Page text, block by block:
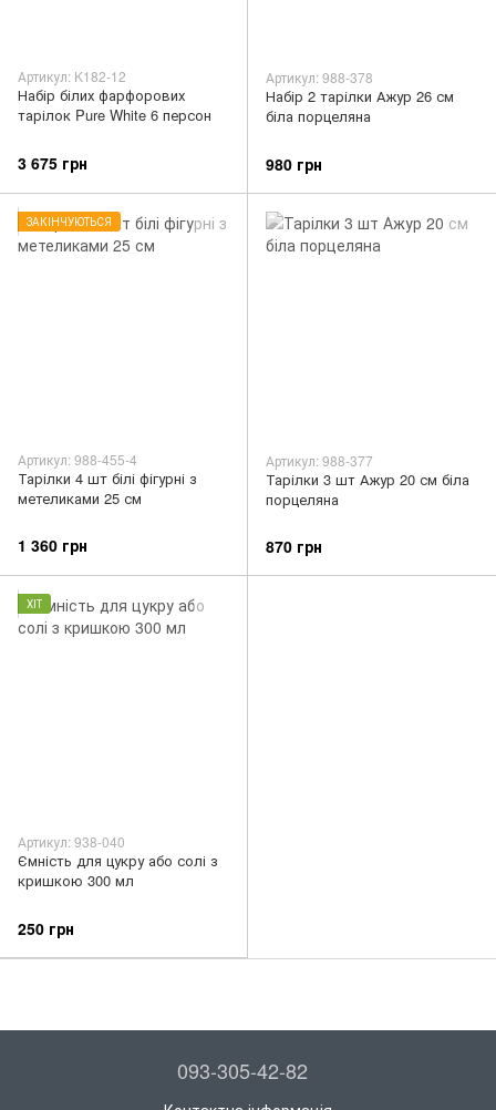
Артикул: K182-12
Набір білих фарфорових
тарілок Pure White 6 персон
3 675 грн
Артикул: 988-378
Набір 2 тарілки Ажур 26 см
біла порцеляна
980 грн
ЗАКІНЧУЮТЬСЯ
Артикул: 988-455-4
Тарілки 4 шт білі фігурні з
метеликами 25 см
1 360 грн
Артикул: 988-377
Тарілки 3 шт Ажур 20 см біла
порцеляна
870 грн
ХІТ
Артикул: 938-040
Ємність для цукру або солі з
кришкою 300 мл
250 грн
093-305-42-82